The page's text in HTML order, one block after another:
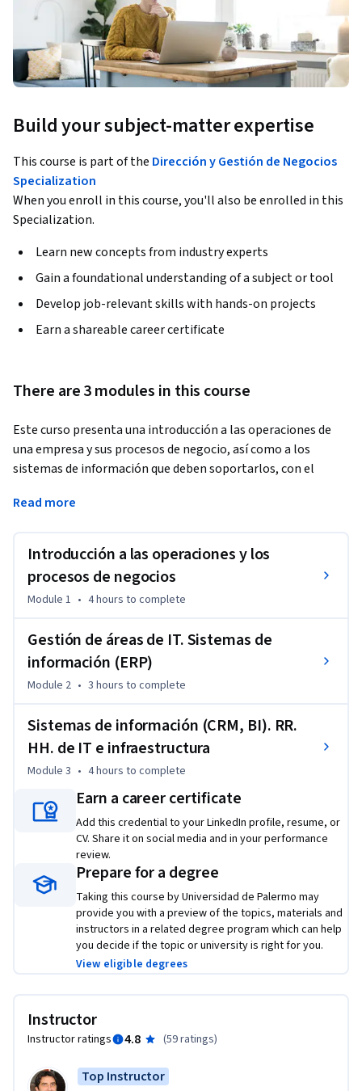
Build your subject-matter expertise
This course is part of the Dirección y Gestión de Negocios
Specialization
When you enroll in this course, you'll also be enrolled in this
Specialization.
Learn new concepts from industry experts
Gain a foundational understanding of a subject or tool
Develop job-relevant skills with hands-on projects
Earn a shareable career certificate
There are 3 modules in this course
Este curso presenta una introducción a las operaciones de
una empresa y sus procesos de negocio, así como a los
sistemas de información que deben soportarlos, con el
organización.
• Conocer y aplicar los distintos aspectos del management
de procesos  y sistemas de información de una empresa.
• Reconocer los principales beneficios, costos y riesgos
relacionados con la información y los procesos de negocio.
• Comprender las capacidades, el rol y responsabilidades del
CEO en la empresa en su relación con la tecnología y las
operaciones.
la empresa.
• Adquirir pericia para liderar proyectos de implementación
de tecnología y proyectos de mejora de procesos de negocio.
Read more
Introducción a las operaciones y los
procesos de negocios
Module 1 • 4 hours to complete
Gestión de áreas de IT. Sistemas de
información (ERP)
Module 2 • 3 hours to complete
Sistemas de información (CRM, BI). RR.
HH. de IT e infraestructura
Module 3 • 4 hours to complete
Earn a career certificate
Add this credential to your LinkedIn profile, resume, or
CV. Share it on social media and in your performance
review.
Prepare for a degree
Taking this course by Universidad de Palermo may
provide you with a preview of the topics, materials and
instructors in a related degree program which can help
you decide if the topic or university is right for you.
View eligible degrees
Instructor
Instructor ratings 4.8 (59 ratings)
Top Instructor